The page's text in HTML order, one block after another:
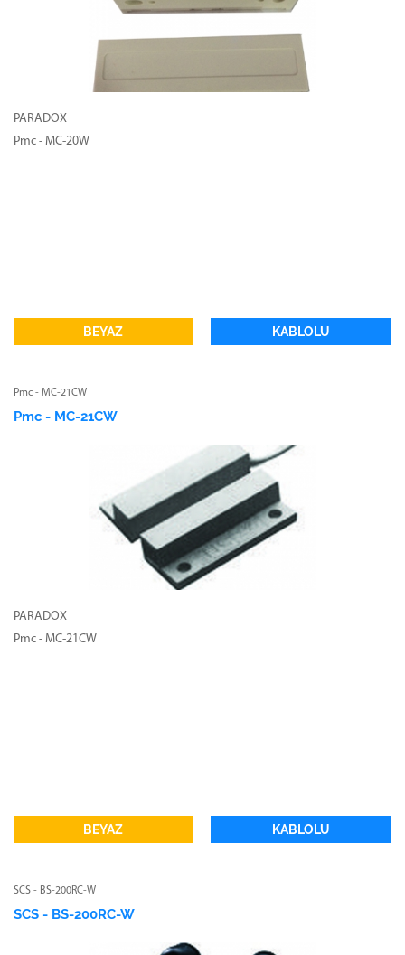
PARADOX
Pmc - MC-20W
BEYAZ KABLOLU
Pmc - MC-21CW
Pmc - MC-21CW
PARADOX
Pmc - MC-21CW
BEYAZ KABLOLU
SCS - BS-200RC-W
SCS - BS-200RC-W